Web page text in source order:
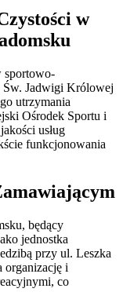
w
sportowo-
Św. Jadwigi Królowej
utrzymania
Ośrodek Sportu i
usług
funkcjonowania
będący
jednostka
przy ul. Leszka
organizację i
co